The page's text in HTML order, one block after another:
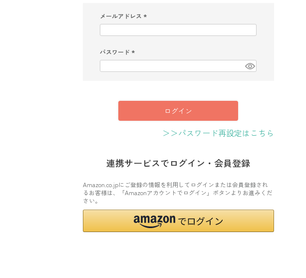
メールアドレス
(
パスワード
(
ログイン
＞＞パスワード再設定はこちら
連携サービスでログイン・会員登録
Amazon.co.jpにご登録の情報を利用してログインまたは会員登録され
るお客様は、「Amazonアカウントでログイン」ボタンよりお進みくだ
さい。